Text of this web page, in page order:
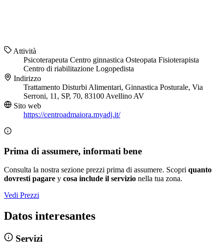
Attività
Psicoterapeuta Centro ginnastica Osteopata Fisioterapista
Centro di riabilitazione Logopedista
Indirizzo
Trattamento Disturbi Alimentari, Ginnastica Posturale, Via
Serroni, 11, SP, 70, 83100 Avellino AV
Sito web
https://centroadmaiora.myadj.it/
Prima di assumere, informati bene
Consulta la nostra sezione prezzi prima di assumere. Scopri quanto
dovresti pagare y cosa include il servizio nella tua zona.
Vedi Prezzi
Datos interesantes
Servizi